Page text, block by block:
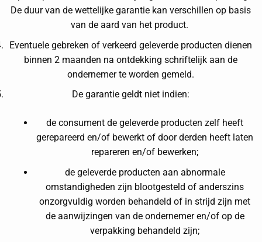
De duur van de wettelijke garantie kan verschillen op basis
van de aard van het product.
Eventuele gebreken of verkeerd geleverde producten dienen
binnen 2 maanden na ontdekking schriftelijk aan de
ondernemer te worden gemeld.
De garantie geldt niet indien:
de consument de geleverde producten zelf heeft
gerepareerd en/of bewerkt of door derden heeft laten
repareren en/of bewerken;
de geleverde producten aan abnormale
omstandigheden zijn blootgesteld of anderszins
onzorgvuldig worden behandeld of in strijd zijn met
de aanwijzingen van de ondernemer en/of op de
verpakking behandeld zijn;